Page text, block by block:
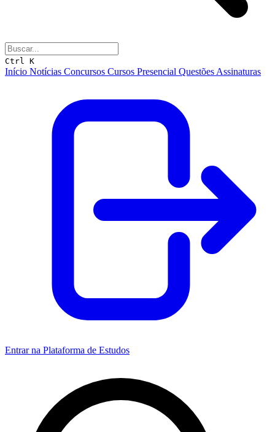
Ctrl K
Início Notícias Concursos Cursos Presencial Questões Assinaturas
Entrar na Plataforma de Estudos